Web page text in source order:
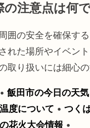
注意点は何
囲の安全を確保す
れた場所やイベン
取り扱いには細心
• 飯田市の今日の天気
度について • つく
花火大会情報 •